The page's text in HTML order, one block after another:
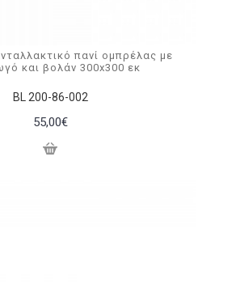
BL 200-86-002
πανί ομπρέλας με
και βολάν 300x300 εκ
55,00€